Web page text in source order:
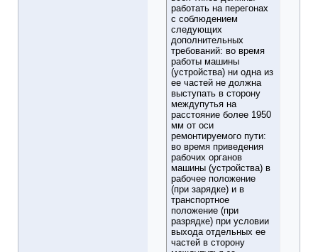
работать на перегонах
с соблюдением
следующих
дополнительных
требований: во время
работы машины
(устройства) ни одна из
ее частей не должна
выступать в сторону
междупутья на
расстояние более 1950
мм от оси
ремонтируемого пути:
во время приведения
рабочих органов
машины (устройства) в
рабочее положение
(при зарядке) и в
транспортное
положение (при
разрядке) при условии
выхода отдельных ее
частей в сторону